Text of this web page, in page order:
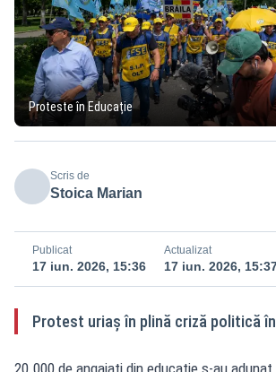
Proteste în Educație
Scris de
Stoica Marian
Publicat
17 iun. 2026, 15:36
Actualizat
17 iun. 2026,
Protest uriaș în plină criză politică
20.000 de angajați din educație s-au